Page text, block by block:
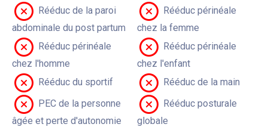
Rééduc de la paroi
abdominale du post partum
Rééduc périnéale
chez la femme
Rééduc périnéale
chez l'homme
Rééduc périnéale
chez l'enfant
Rééduc du sportif
Rééduc de la main
PEC de la personne
âgée et perte d'autonomie
Rééduc posturale
globale